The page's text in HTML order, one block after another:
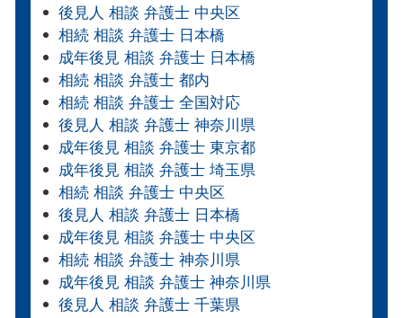
後見人 相談 弁護士 中央区
相続 相談 弁護士 日本橋
成年後見 相談 弁護士 日本橋
相続 相談 弁護士 都内
相続 相談 弁護士 全国対応
後見人 相談 弁護士 神奈川県
成年後見 相談 弁護士 東京都
成年後見 相談 弁護士 埼玉県
相続 相談 弁護士 中央区
後見人 相談 弁護士 日本橋
成年後見 相談 弁護士 中央区
相続 相談 弁護士 神奈川県
成年後見 相談 弁護士 神奈川県
後見人 相談 弁護士 千葉県